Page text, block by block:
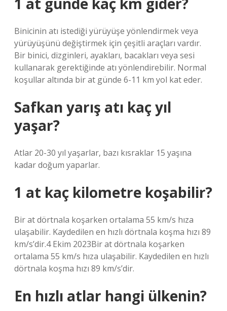
Binicinin atı istediği yürüyüşe yönlendirmek veya
yürüyüşünü değiştirmek için çeşitli araçları vardır.
Bir binici, dizginleri, ayakları, bacakları veya sesi
kullanarak gerektiğinde atı yönlendirebilir. Normal
koşullar altında bir at günde 6-11 km yol kat eder.
Safkan yarış atı kaç yıl
yaşar?
Atlar 20-30 yıl yaşarlar, bazı kısraklar 15 yaşına
kadar doğum yaparlar.
1 at kaç kilometre koşabilir?
Bir at dörtnala koşarken ortalama 55 km/s hıza
ulaşabilir. Kaydedilen en hızlı dörtnala koşma hızı 89
km/s’dir.4 Ekim 2023Bir at dörtnala koşarken
ortalama 55 km/s hıza ulaşabilir. Kaydedilen en hızlı
dörtnala koşma hızı 89 km/s’dir.
En hızlı atlar hangi ülkenin?